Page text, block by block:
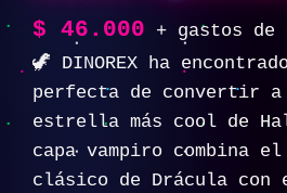
$ 46.000
+ gastos de
🦖 DINOREX ha
perfecta de convertir
estrella más cool de
capa vampiro combina
clásico de Drácula con